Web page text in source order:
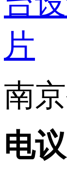
南
电议